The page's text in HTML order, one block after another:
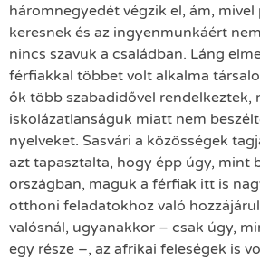
háromnegyedét végzik el, ám, mivel
keresnek és az ingyenmunkáért
nincs szavuk a családban. Láng
férfiakkal többet volt alkalma
ők több szabadidővel rendelkeztek,
iskolázatlanságuk miatt nem
nyelveket. Sasvári a közösségek
azt tapasztalta, hogy épp úgy, mint
országban, maguk a férfiak itt is
otthoni feladatokhoz való
valósnál, ugyanakkor – csak úgy,
egy része –, az afrikai feleségek is